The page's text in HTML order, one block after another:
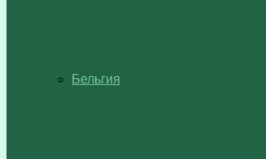
Бельгия